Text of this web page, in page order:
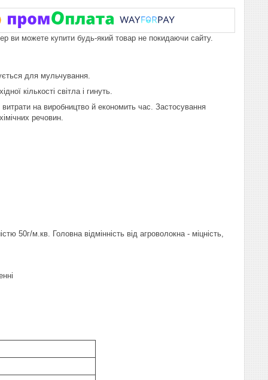
ви можете купити будь-який товар не покидаючи сайту.
для мульчування.
кількості світла і гинуть.
на виробництво й економить час. Застосування
речовин.
50г/м.кв. Головна відмінність від агроволокна - міцність,